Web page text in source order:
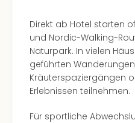
Direkt ab Hotel starten
und Nordic-Walking-
Naturpark. In vielen
geführten
Kräuterspaziergängen
Erlebnissen teilnehmen.
Für sportliche